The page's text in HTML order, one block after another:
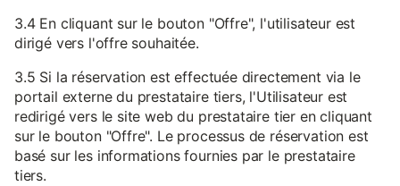
3.4 En cliquant sur le bouton "Offre", l'utilisateur est
dirigé vers l'offre souhaitée.
3.5 Si la réservation est effectuée directement via le
portail externe du prestataire tiers, l'Utilisateur est
redirigé vers le site web du prestataire tier en cliquant
sur le bouton "Offre". Le processus de réservation est
basé sur les informations fournies par le prestataire
tiers.